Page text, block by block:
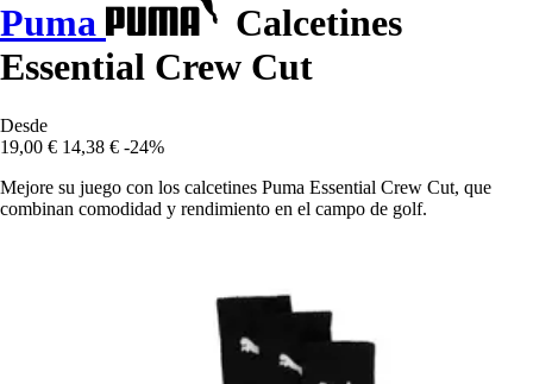
Puma
Calcetines
Essential Crew Cut
Desde
19,00 € 14,38 € -24%
Mejore su juego con los calcetines Puma Essential Crew Cut, que
combinan comodidad y rendimiento en el campo de golf.